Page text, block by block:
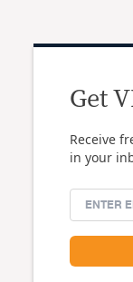
Get
Receive
in your